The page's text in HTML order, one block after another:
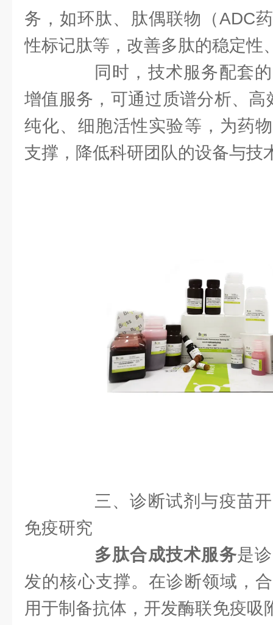
务，如环肽、肽偶联物（ADC
性标记肽等，改善多肽的稳定性
同时，技术服务配套的
增值服务，可通过质谱分析、
纯化、细胞活性实验等，为药
支撑，降低科研团队的设备与技
三、诊断试剂与疫苗开
免疫研究
多肽合成技术服务是
发的核心支撑。在诊断领域，
用于制备抗体，开发酶联免疫吸